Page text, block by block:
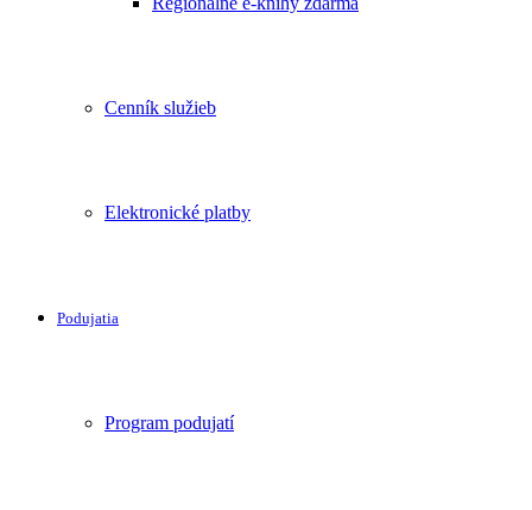
Cenník služieb
Elektronické platby
Podujatia
Program podujatí